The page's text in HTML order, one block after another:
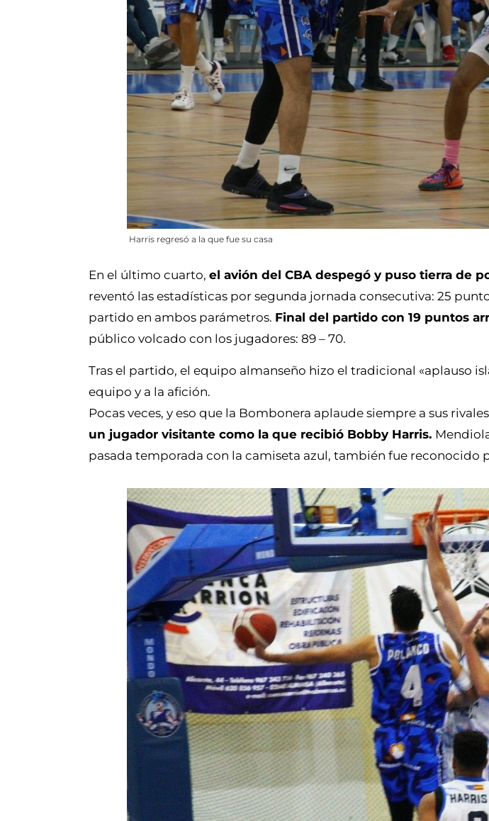
Harris regresó a la que fue su casa
En el último cuarto, el avión del CBA despegó y puso tierra de
reventó las estadísticas por segunda jornada consecutiva: 25
partido en ambos parámetros. Final del partido con 19 puntos
público volcado con los jugadores: 89 – 70.
Tras el partido, el equipo almanseño hizo el tradicional «aplauso
equipo y a la afición.
Pocas veces, y eso que la Bombonera aplaude siempre a sus
un jugador visitante como la que recibió Bobby Harris.
pasada temporada con la camiseta azul, también fue reconocido